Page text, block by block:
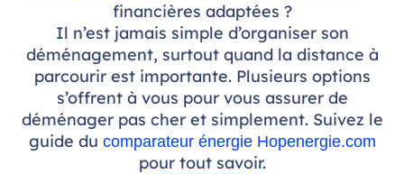
financières adaptées ?
Il n’est jamais simple d’organiser son
déménagement, surtout quand la distance à
parcourir est importante. Plusieurs options
s’offrent à vous pour vous assurer de
déménager pas cher et simplement. Suivez le
guide du comparateur énergie Hopenergie.com
pour tout savoir.